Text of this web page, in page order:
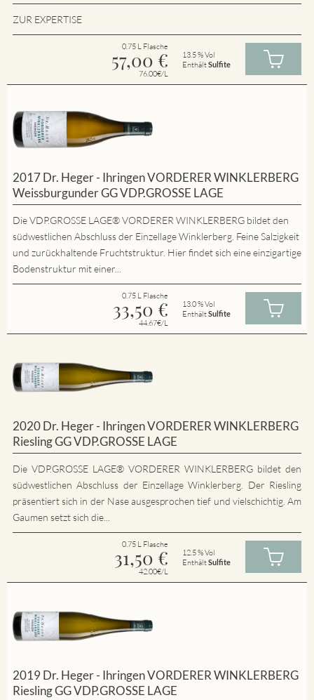
ZUR EXPERTISE
0.75 L Flasche
57,00 €
76.00€/L
13.5 % Vol
EnthältSulfite
2017 Dr. Heger - Ihringen VORDERER WINKLERBERG
Weissburgunder GG VDP.GROSSE LAGE
Die VDP.GROSSE LAGE® VORDERER WINKLERBERG bildet den
südwestlichen Abschluss der Einzellage Winklerberg. Feine Salzigkeit
und zurückhaltende Fruchtstruktur. Hier findet sich eine einzigartige
Bodenstruktur mit einer...
0.75 L Flasche
33,50 €
44.67€/L
13.0 % Vol
EnthältSulfite
2020 Dr. Heger - Ihringen VORDERER WINKLERBERG
Riesling GG VDP.GROSSE LAGE
Die VDP.GROSSE LAGE® VORDERER WINKLERBERG bildet den
südwestlichen Abschluss der Einzellage Winklerberg. Der Riesling
präsentiert sich in der Nase ausgesprochen tief und vielschichtig. Am
Gaumen setzt sich die...
0.75 L Flasche
31,50 €
42.00€/L
12.5 % Vol
EnthältSulfite
2019 Dr. Heger - Ihringen VORDERER WINKLERBERG
Riesling GG VDP.GROSSE LAGE